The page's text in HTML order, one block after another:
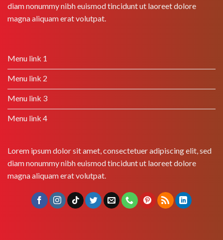
diam nonummy nibh euismod tincidunt ut laoreet dolore
magna aliquam erat volutpat.
Menu link 1
Menu link 2
Menu link 3
Menu link 4
Lorem ipsum dolor sit amet, consectetuer adipiscing elit, sed
diam nonummy nibh euismod tincidunt ut laoreet dolore
magna aliquam erat volutpat.